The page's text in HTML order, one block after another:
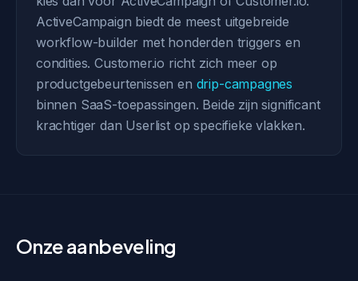
ActiveCampaign biedt de meest uitgebreide
workflow-builder met honderden triggers en
condities. Customer.io richt zich meer op
productgebeurtenissen en drip-campagnes
binnen SaaS-toepassingen. Beide zijn significant
krachtiger dan Userlist op specifieke vlakken.
Onze aanbeveling